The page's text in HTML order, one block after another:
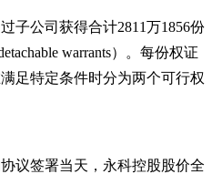
子公司获得合计2811万1856份
warrants）。每份权证
足特定条件时分为两个可行权
议签署当天，永科控股股价全